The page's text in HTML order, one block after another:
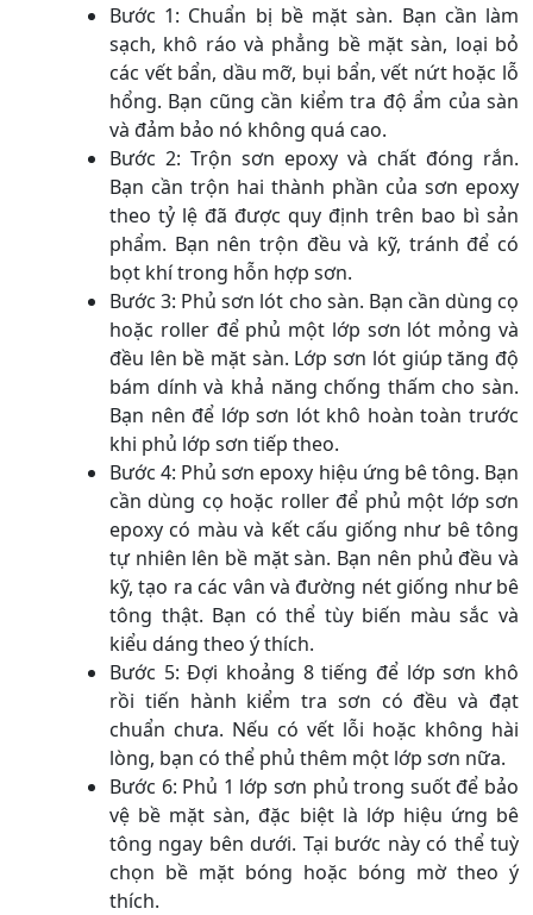
Bước 1: Chuẩn bị bề mặt sàn. Bạn cần làm
sạch, khô ráo và phẳng bề mặt sàn, loại bỏ
các vết bẩn, dầu mỡ, bụi bẩn, vết nứt hoặc lỗ
hổng. Bạn cũng cần kiểm tra độ ẩm của sàn
và đảm bảo nó không quá cao.
Bước 2: Trộn sơn epoxy và chất đóng rắn.
Bạn cần trộn hai thành phần của sơn epoxy
theo tỷ lệ đã được quy định trên bao bì sản
phẩm. Bạn nên trộn đều và kỹ, tránh để có
bọt khí trong hỗn hợp sơn.
Bước 3: Phủ sơn lót cho sàn. Bạn cần dùng cọ
hoặc roller để phủ một lớp sơn lót mỏng và
đều lên bề mặt sàn. Lớp sơn lót giúp tăng độ
bám dính và khả năng chống thấm cho sàn.
Bạn nên để lớp sơn lót khô hoàn toàn trước
khi phủ lớp sơn tiếp theo.
Bước 4: Phủ sơn epoxy hiệu ứng bê tông. Bạn
cần dùng cọ hoặc roller để phủ một lớp sơn
epoxy có màu và kết cấu giống như bê tông
tự nhiên lên bề mặt sàn. Bạn nên phủ đều và
kỹ, tạo ra các vân và đường nét giống như bê
tông thật. Bạn có thể tùy biến màu sắc và
kiểu dáng theo ý thích.
Bước 5: Đợi khoảng 8 tiếng để lớp sơn khô
rồi tiến hành kiểm tra sơn có đều và đạt
chuẩn chưa. Nếu có vết lỗi hoặc không hài
lòng, bạn có thể phủ thêm một lớp sơn nữa.
Bước 6: Phủ 1 lớp sơn phủ trong suốt để bảo
vệ bề mặt sàn, đặc biệt là lớp hiệu ứng bê
tông ngay bên dưới. Tại bước này có thể tuỳ
chọn bề mặt bóng hoặc bóng mờ theo ý
thích.